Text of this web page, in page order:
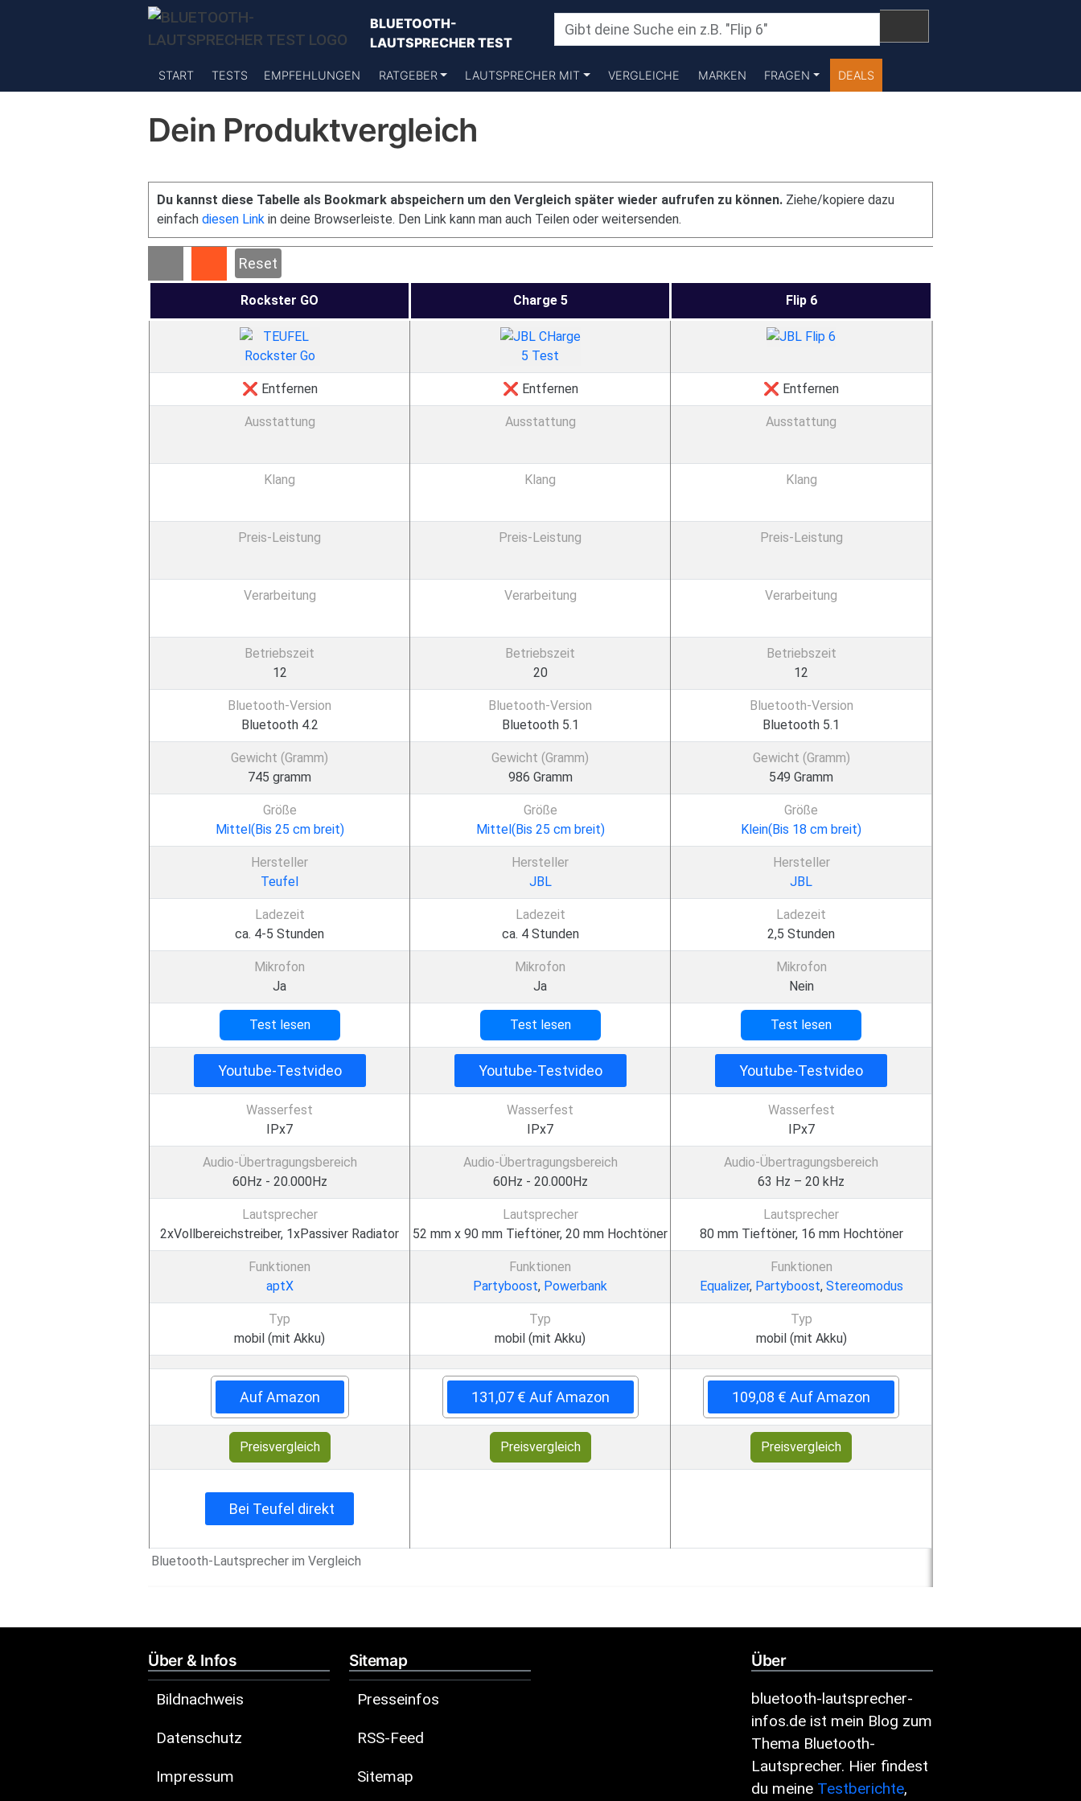
BLUETOOTH-
LAUTSPRECHER TEST
START TESTS EMPFEHLUNGEN RATGEBER LAUTSPRECHER MIT VERGLEICHE MARKEN FRAGEN DEALS
Dein Produktvergleich
Du kannst diese Tabelle als Bookmark abspeichern um den Vergleich später wieder aufrufen zu können. Ziehe/kopiere dazu
einfach diesen Link in deine Browserleiste. Den Link kann man auch Teilen oder weitersenden.
Reset
Bluetooth-Lautsprecher im Vergleich
Rockster GO Charge 5 Flip 6
❌ Entfernen ❌ Entfernen ❌ Entfernen
Ausstattung Ausstattung Ausstattung
Klang Klang Klang
Preis-Leistung Preis-Leistung Preis-Leistung
Verarbeitung Verarbeitung Verarbeitung
Betriebszeit
12
Betriebszeit
20
Betriebszeit
12
Bluetooth-Version
Bluetooth 4.2
Bluetooth-Version
Bluetooth 5.1
Bluetooth-Version
Bluetooth 5.1
Gewicht (Gramm)
745 gramm
Gewicht (Gramm)
986 Gramm
Gewicht (Gramm)
549 Gramm
Größe
Mittel(Bis 25 cm breit)
Größe
Mittel(Bis 25 cm breit)
Größe
Klein(Bis 18 cm breit)
Hersteller
Teufel
Hersteller
JBL
Hersteller
JBL
Ladezeit
ca. 4-5 Stunden
Ladezeit
ca. 4 Stunden
Ladezeit
2,5 Stunden
Mikrofon
Ja
Mikrofon
Ja
Mikrofon
Nein
Test lesen Test lesen Test lesen
Youtube-Testvideo Youtube-Testvideo Youtube-Testvideo
Wasserfest
IPx7
Wasserfest
IPx7
Wasserfest
IPx7
Audio-Übertragungsbereich
60Hz - 20.000Hz
Audio-Übertragungsbereich
60Hz - 20.000Hz
Audio-Übertragungsbereich
63 Hz – 20 kHz
Lautsprecher
2xVollbereichstreiber, 1xPassiver Radiator
Lautsprecher
52 mm x 90 mm Tieftöner, 20 mm Hochtöner
Lautsprecher
80 mm Tieftöner, 16 mm Hochtöner
Funktionen
aptX
Funktionen
Partyboost, Powerbank
Funktionen
Equalizer, Partyboost, Stereomodus
Typ
mobil (mit Akku)
Typ
mobil (mit Akku)
Typ
mobil (mit Akku)
Auf Amazon 131,07 € Auf Amazon 109,08 € Auf Amazon
Preisvergleich Preisvergleich Preisvergleich
Bei Teufel direkt
Über & Infos
Bildnachweis
Datenschutz
Impressum
Sitemap
Presseinfos
RSS-Feed
Sitemap
Über
bluetooth-lautsprecher-
infos.de ist mein Blog zum
Thema Bluetooth-
Lautsprecher. Hier findest
du meine Testberichte,